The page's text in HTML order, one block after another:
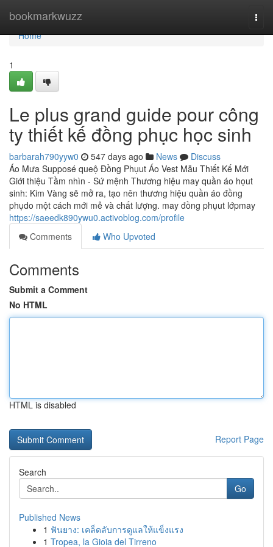
bookmarkwuzz
Home
Home
1
Le plus grand guide pour công
ty thiết kế đồng phục học sinh
barbarah790yyw0 547 days ago News
Discuss
Áo Mưa Supposé queộ Đồng Phụut Áo Vest Mẫu Thiết Kế Mới
Giới thiệu Tầm nhìn - Sứ mệnh Thương hiệu may quần áo họut
sinh: Kim Vàng sẽ mở ra, tạo nên thương hiệu quần áo đồng
phụdo một cách mới mẻ và chất lượng. may đồng phụut lớpmay
https://saeedk890ywu0.activoblog.com/profile
Comments
Who Upvoted
Comments
Submit a Comment
No HTML
HTML is disabled
Report Page
Search
Go
Published News
1 ฟันยาง: เคล็ดลับการดูแลให้แข็งแรง
1 Tropea, la Gioia del Tirreno